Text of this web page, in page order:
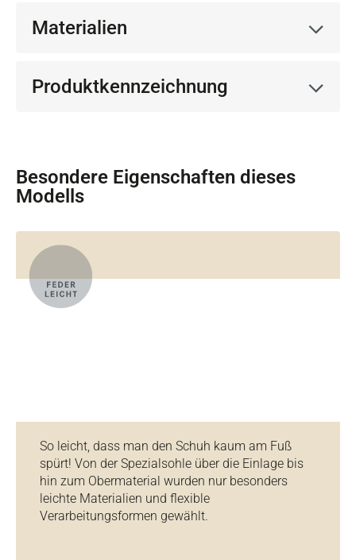
Materialien
Produktkennzeichnung
Besondere Eigenschaften dieses
Modells
So leicht, dass man den Schuh kaum am Fuß
spürt! Von der Spezialsohle über die Einlage bis
hin zum Obermaterial wurden nur besonders
leichte Materialien und flexible
Verarbeitungsformen gewählt.